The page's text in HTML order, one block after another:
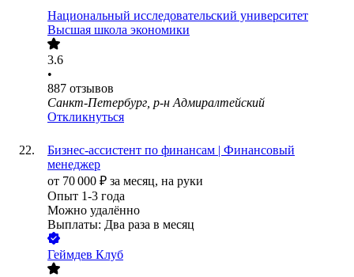
Национальный исследовательский университет
Высшая школа экономики
3.6
•
887 отзывов
Санкт-Петербург, р-н Адмиралтейский
Откликнуться
Бизнес-ассистент по финансам | Финансовый
менеджер
от 70 000 ₽ за месяц, на руки
Опыт 1-3 года
Можно удалённо
Выплаты: Два раза в месяц
Геймдев Клуб